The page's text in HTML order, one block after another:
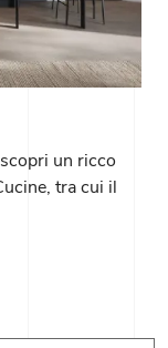
un ricco
tra cui il